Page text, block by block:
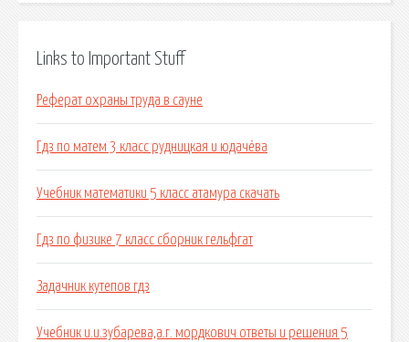
Links to Important Stuff
Реферат охраны труда в сауне
Гдз по матем 3 класс рудницкая и юдачёва
Учебник математики 5 класс атамура скачать
Гдз по физике 7 класс сборник гельфгат
Задачник кутепов гдз
Учебник и.и.зубарева,а.г. мордкович ответы и решения 5